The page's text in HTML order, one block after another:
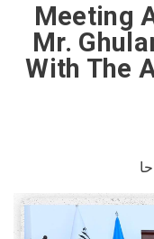
Meeting
Mr.
With The